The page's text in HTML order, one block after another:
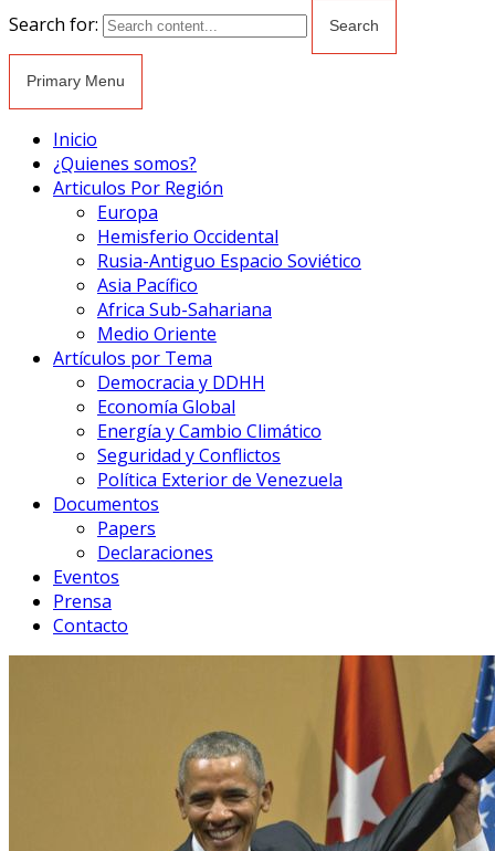
Search for:
Primary Menu
Inicio
¿Quienes somos?
Articulos Por Región
Europa
Hemisferio Occidental
Rusia-Antiguo Espacio Soviético
Asia Pacífico
Africa Sub-Sahariana
Medio Oriente
Artículos por Tema
Democracia y DDHH
Economía Global
Energía y Cambio Climático
Seguridad y Conflictos
Política Exterior de Venezuela
Documentos
Papers
Declaraciones
Eventos
Prensa
Contacto